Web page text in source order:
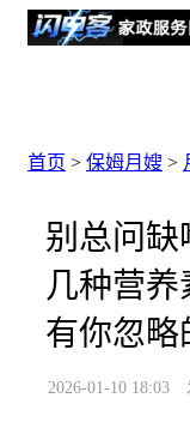
首页 > 保姆月嫂 >
别总问缺
几种营养
有你忽略
2026-01-10 18:03